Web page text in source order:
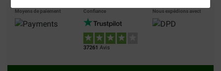
Moyens de paiement Confiance
37261 Avis
Nous expédions avect